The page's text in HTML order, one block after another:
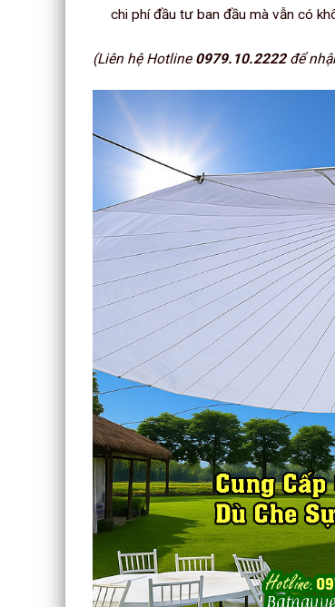
chi phí đầu tư ban đầu mà vẫn có
(Liên hệ Hotline 0979.10.2222để